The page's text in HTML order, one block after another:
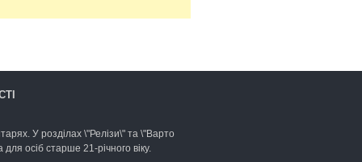
У розділах \"Релізи\" та \"Варто
осіб старше 21-річного віку.